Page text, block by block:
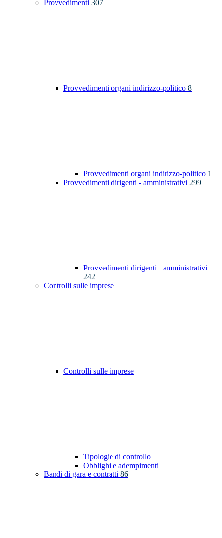
Provvedimenti 307
Provvedimenti organi indirizzo-politico 8
Provvedimenti organi indirizzo-politico 1
Provvedimenti dirigenti - amministrativi 299
Provvedimenti dirigenti - amministrativi
242
Controlli sulle imprese
Controlli sulle imprese
Tipologie di controllo
Obblighi e adempimenti
Bandi di gara e contratti 86